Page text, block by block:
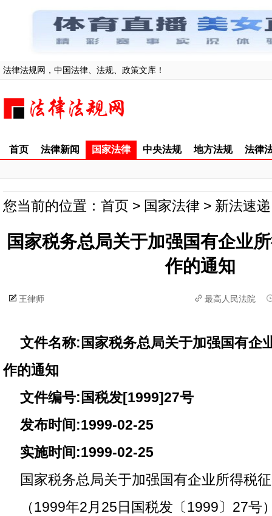
法律法规网，中国法律、法规、政策文库！
首页 法律新闻 国家法律 中央法规 地方法规 法律
您当前的位置： 首页 > 国家法律 > 新法速递
国家税务总局关于加强国有企业
作的通知
王律师 最高人民法院
文件名称:国家税务总局关于加强国有企
作的通知
文件编号:国税发[1999]27号
发布时间:1999-02-25
实施时间:1999-02-25
国家税务总局关于加强国有企业所得税
（1999年2月25日国税发〔1999〕27号